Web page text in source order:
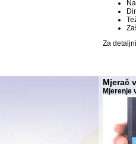
Za
Mjerač
Mjerenje